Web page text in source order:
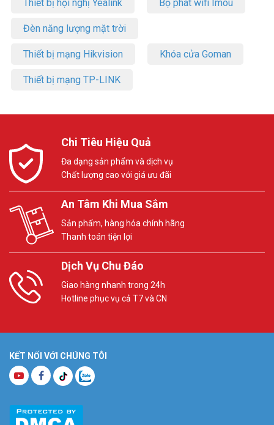
Thiết bị hội nghị Yealink Bộ phát wifi Imou
Đèn năng lượng mặt trời
Thiết bị mạng Hikvision Khóa cửa Goman
Thiết bị mạng TP-LINK
Chi Tiêu Hiệu Quả
Đa dạng sản phẩm và dịch vụ
Chất lượng cao với giá ưu đãi
An Tâm Khi Mua Sắm
Sản phẩm, hàng hóa chính hãng
Thanh toán tiện lợi
Dịch Vụ Chu Đáo
Giao hàng nhanh trong 24h
Hotline phục vụ cả T7 và CN
KẾT NỐI VỚI CHÚNG TÔI